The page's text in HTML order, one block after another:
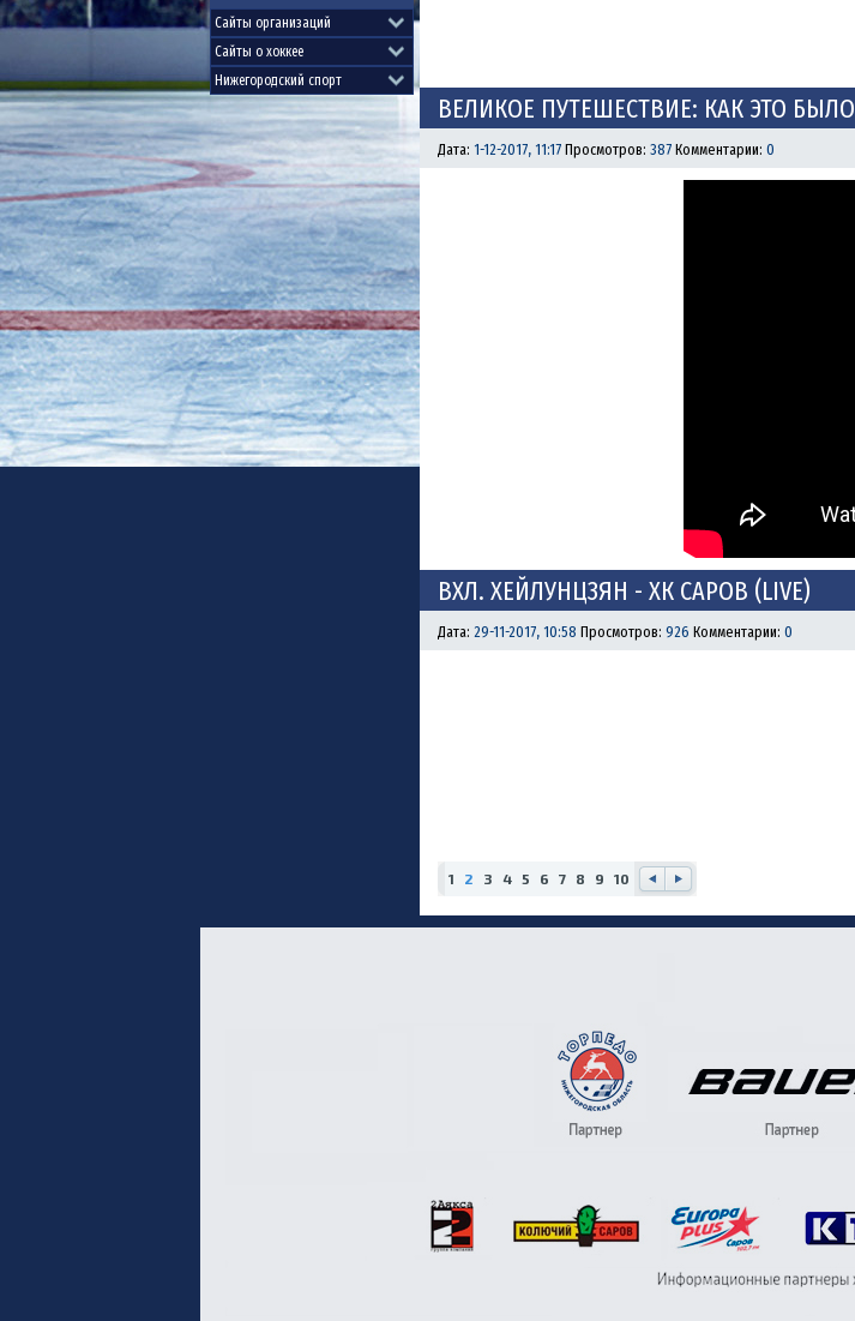
ВЕЛИКОЕ ПУТЕШЕСТВИЕ: КАК ЭТО БЫЛО
Дата: 1-12-2017, 11:17 Просмотров: 387 Комментарии: 0
ВХЛ. ХЕЙЛУНЦЗЯН - ХК САРОВ (LIVE)
Дата: 29-11-2017, 10:58 Просмотров: 926 Комментарии: 0
1 2 3 4 5 6 7 8 9
10